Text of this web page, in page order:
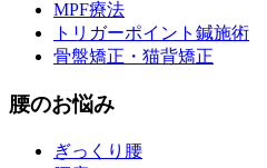
MPF療法
トリガーポイント鍼施術
骨盤矯正・猫背矯正
腰のお悩み
ぎっくり腰